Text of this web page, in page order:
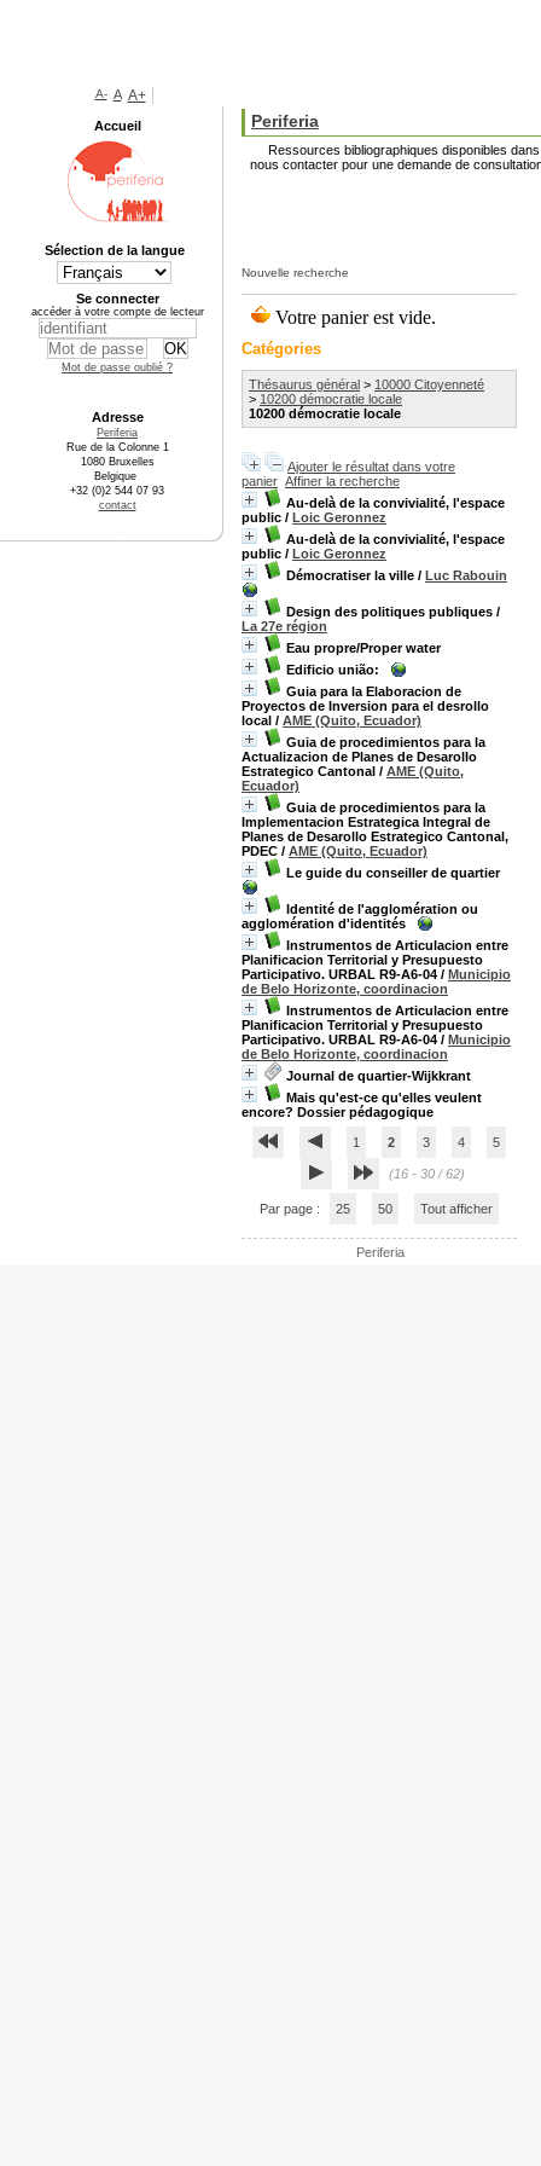
Nouvelle recherche
Catégories
Thésaurus général > 10000 Citoyenneté
> 10200 démocratie locale
10200 démocratie locale
Ajouter le résultat dans votre
panier Affiner la recherche
Au-delà de la convivialité, l'espace
public / Loic Geronnez
Au-delà de la convivialité, l'espace
public / Loic Geronnez
Démocratiser la ville / Luc Rabouin
Design des politiques publiques /
La 27e région
Eau propre/Proper water
Edificio união:
Guia para la Elaboracion de
Proyectos de Inversion para el desrollo
local / AME (Quito, Ecuador)
Guia de procedimientos para la
Actualizacion de Planes de Desarollo
Estrategico Cantonal / AME (Quito,
Ecuador)
Guia de procedimientos para la
Implementacion Estrategica Integral de
Planes de Desarollo Estrategico Cantonal,
PDEC / AME (Quito, Ecuador)
Le guide du conseiller de quartier
Identité de l'agglomération ou
agglomération d'identités
Instrumentos de Articulacion entre
Planificacion Territorial y Presupuesto
Participativo. URBAL R9-A6-04 / Municipio
de Belo Horizonte, coordinacion
Instrumentos de Articulacion entre
Planificacion Territorial y Presupuesto
Participativo. URBAL R9-A6-04 / Municipio
de Belo Horizonte, coordinacion
Journal de quartier-Wijkkrant
Mais qu'est-ce qu'elles veulent
encore? Dossier pédagogique
1 2 3 4 5
(16 - 30 / 62)
Par page : 25 50 Tout afficher
Periferia
Periferia
Ressources bibliographiques disponibles
nous contacter pour une demande de
A- A A+
Accueil
Sélection de la langue
Se connecter
accéder à votre compte de lecteur
Mot de passe oublié ?
Adresse
Periferia
Rue de la Colonne 1
1080 Bruxelles
Belgique
+32 (0)2 544 07 93
contact